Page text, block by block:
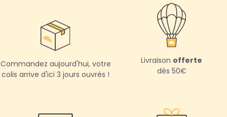
Commandez aujourd'hui, votre
colis arrive d'ici 3 jours ouvrés !
Livraison offerte
dès 50€